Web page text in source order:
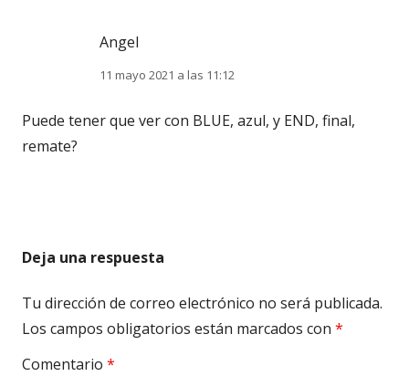
Angel
11 mayo 2021 a las 11:12
Puede tener que ver con BLUE, azul, y END, final,
remate?
Deja una respuesta
Tu dirección de correo electrónico no será publicada.
Los campos obligatorios están marcados con *
Comentario *